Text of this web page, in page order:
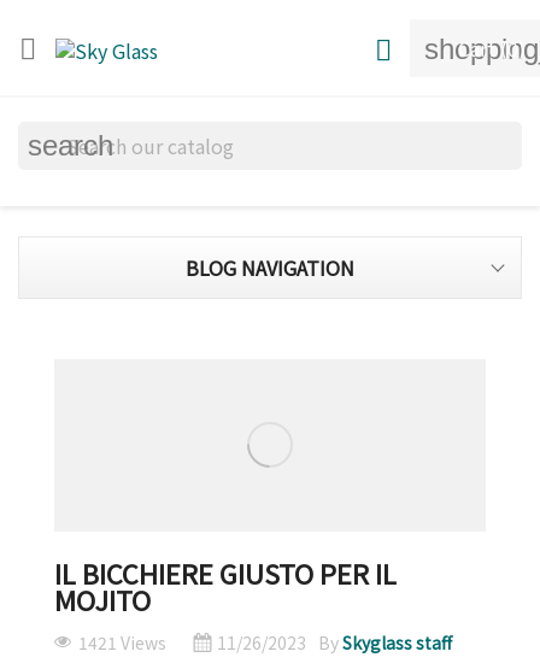
 Cart(0)

search
BLOG NAVIGATION
IL BICCHIERE GIUSTO PER IL
MOJITO
1421 Views 11/26/2023 BySkyglass staff